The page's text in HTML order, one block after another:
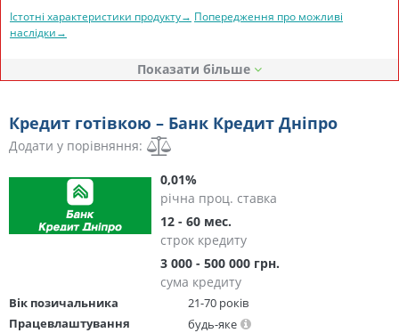
Істотні характеристики продукту→ Попередження про можливі
наслідки→
Показати
Кредит готівкою – Банк Кредит Дніпро
Додати у порівняння:
0,01%
річна проц. ставка
12 - 60 мес.
строк кредиту
3 000 - 500 000 грн.
сума кредиту
Вік позичальника
21-70 років
Працевлаштування
будь-яке